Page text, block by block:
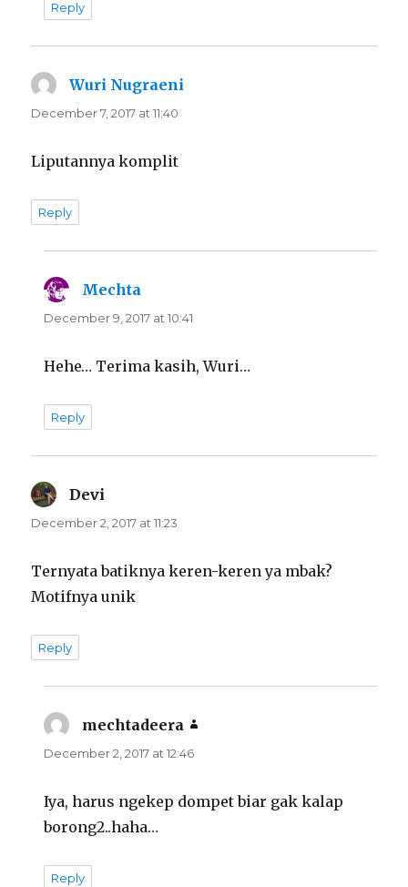
Reply
Wuri Nugraeni
December 7, 2017 at 11:40
Liputannya komplit
Reply
Mechta
December 9, 2017 at 10:41
Hehe… Terima kasih, Wuri…
Reply
Devi
December 2, 2017 at 11:23
Ternyata batiknya keren-keren ya mbak?
Motifnya unik
Reply
mechtadeera
December 2, 2017 at 12:46
Iya, harus ngekep dompet biar gak kalap
borong2..haha…
Reply